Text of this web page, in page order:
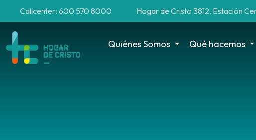
Callcenter: 600 570 8000 Hogar de Cristo 3812, Estación
Quiénes Somos Qué hacemos